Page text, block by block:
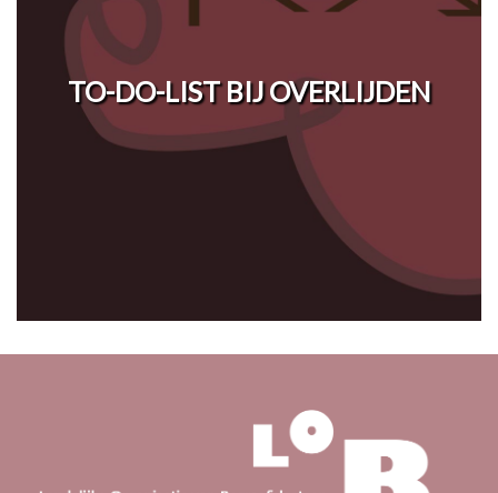
TO-DO-LIST BIJ OVERLIJDEN